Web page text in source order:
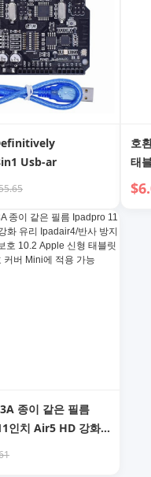
Usb-ar
호
태
종이 같은 필름
인치 Air5 HD 강화
반사 방지 코팅/6